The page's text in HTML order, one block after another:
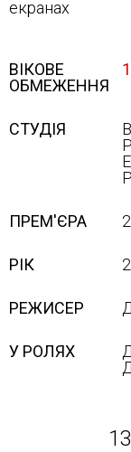
екранах
ВІКОВЕ
ОБМЕЖЕННЯ
СТУДІЯ
ПРЕМ'ЄРА
РІК
РЕЖИСЕР
У РОЛЯХ